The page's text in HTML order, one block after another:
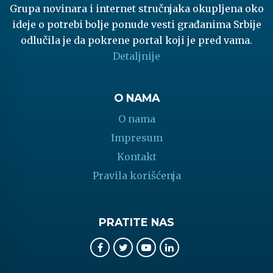
Grupa novinara i internet stručnjaka okupljena oko
ideje o potrebi bolje ponude vesti građanima Srbije
odlučila je da pokrene portal koji je pred vama.
Detaljnije
O NAMA
O nama
Impresum
Kontakt
Pravila korišćenja
PRATITE NAS